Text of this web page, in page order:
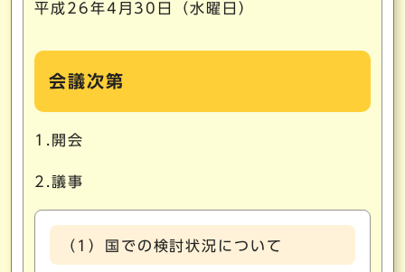
平成26年4月30日（水曜日）
会議次第
1.開会
2.議事
（1）国での検討状況について